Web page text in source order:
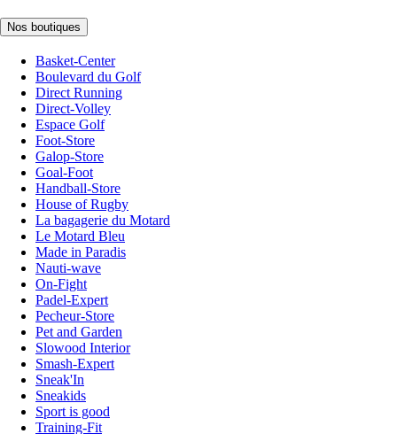
Nos boutiques
Basket-Center
Boulevard du Golf
Direct Running
Direct-Volley
Espace Golf
Foot-Store
Galop-Store
Goal-Foot
Handball-Store
House of Rugby
La bagagerie du Motard
Le Motard Bleu
Made in Paradis
Nauti-wave
On-Fight
Padel-Expert
Pecheur-Store
Pet and Garden
Slowood Interior
Smash-Expert
Sneak'In
Sneakids
Sport is good
Training-Fit